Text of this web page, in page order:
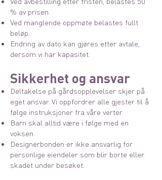
% av prisen.
Ved manglende oppmøte belastes fullt
beløp.
Endring av dato kan gjøres etter avtale,
dersom vi har kapasitet.
Sikkerhet og ansvar
Deltakelse på gårdsopplevelser skjer på
eget ansvar. Vi oppfordrer alle gjester til å
følge instruksjoner fra våre verter.
Barn skal alltid være i følge med en
voksen.
Designerbonden er ikke ansvarlig for
personlige eiendeler som blir borte eller
skadet under besøket.